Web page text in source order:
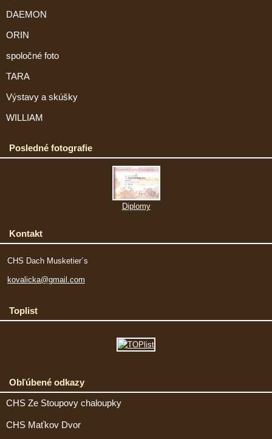
DAEMON
ORIN
spoločné foto
TARA
Výstavy a skúšky
WILLIAM
Posledné fotografie
Diplomy
Kontakt
CHS Dach Musketier´s
kovalicka@gmail.com
Toplist
Obľúbené odkazy
CHS Ze Stoupovy chaloupky
CHS Maťkov Dvor